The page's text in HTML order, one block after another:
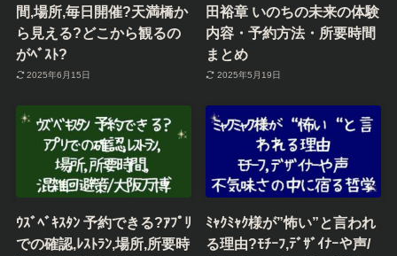
間,場所,毎日開催?天満橋か
ら見える?どこから観るの
がﾍﾞｽﾄ?
2025年6月15日
田裕章 いのちの未来の体験
内容・予約方法・所要時間
まとめ
2025年5月19日
ｳｽﾞﾍﾞｷｽﾀﾝ 予約できる?ｱﾌﾟﾘ
での確認,ﾚｽﾄﾗﾝ,場所,所要時
ﾐｬｸﾐｬｸ様が”怖い”と言われ
る理由?ﾓﾁｰﾌ,ﾃﾞｻﾞｲﾅｰや声/